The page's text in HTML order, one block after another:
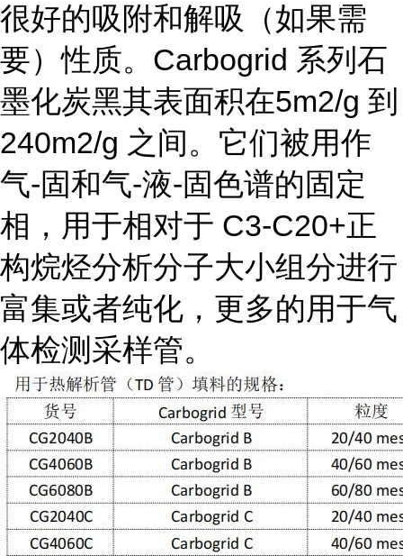
很好的吸附和解吸（如果需
要）性质。Carbogrid 系列石
墨化炭黑其表面积在5m2/g 到
240m2/g 之间。它们被用作
气-固和气-液-固色谱的固定
相，用于相对于 C3-C20+正
构烷烃分析分子大小组分进行
富集或者纯化，更多的用于气
体检测采样管。